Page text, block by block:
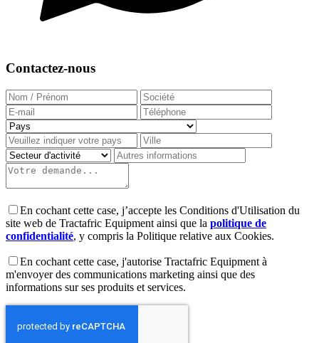
Contactez-nous
En cochant cette case, j’accepte les Conditions d'Utilisation du
site web de Tractafric Equipment ainsi que la politique de
confidentialité, y compris la Politique relative aux Cookies.
En cochant cette case, j'autorise Tractafric Equipment à
m'envoyer des communications marketing ainsi que des
informations sur ses produits et services.